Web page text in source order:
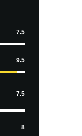
7.5
9.5
7.5
8